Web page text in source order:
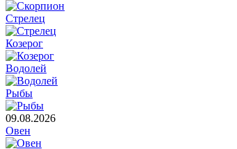
Стрелец
Козерог
Водолей
Рыбы
09.08.2026
Овен